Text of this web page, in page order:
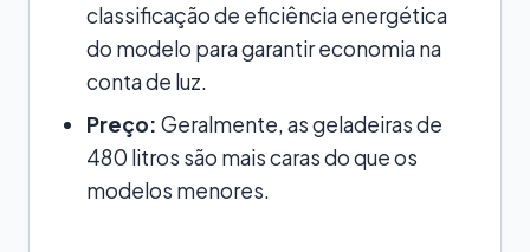
classificação de eficiência energética
do modelo para garantir economia na
conta de luz.
Preço: Geralmente, as geladeiras de
480 litros são mais caras do que os
modelos menores.